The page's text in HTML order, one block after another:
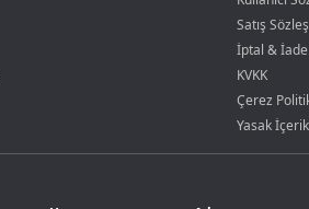
Satış
İptal & İade
KVKK
Çerez
Yasak